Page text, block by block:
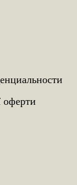
оферти